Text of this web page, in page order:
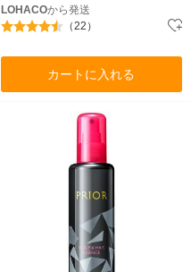
LOHACOから発送
（22）
カートに入れる